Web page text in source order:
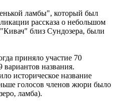
ламбы", который был
рассказа о небольшом
"Кивач" близ Сундозера, были
приняло участие 70
названия.
историческое название
голосов членов жюри было
ламба).